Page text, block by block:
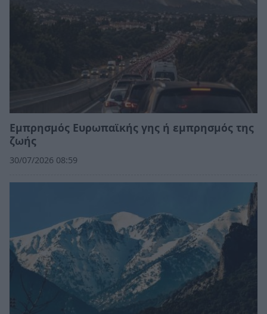
Εμπρησμός Ευρωπαϊκής γης ή εμπρησμός της
ζωής
30/07/2026 08:59